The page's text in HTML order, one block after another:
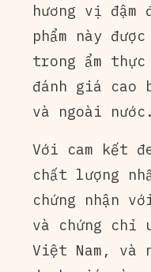
hương vị đậm
phẩm này
trong ẩm thực
đánh giá cao
và ngoài nước.
Với cam kết
chất lượng
chứng nhận
và chứng chỉ
Việt Nam, và